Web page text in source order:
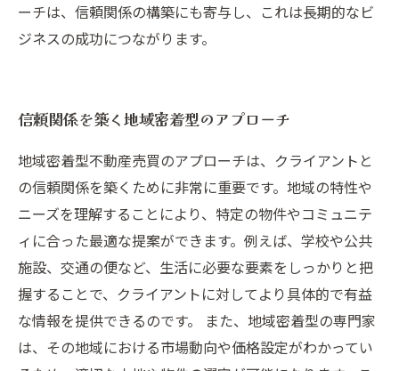
ーチは、信頼関係の構築にも寄与し、これは長期的なビ
ジネスの成功につながります。
信頼関係を築く地域密着型のアプローチ
地域密着型不動産売買のアプローチは、クライアントと
の信頼関係を築くために非常に重要です。地域の特性や
ニーズを理解することにより、特定の物件やコミュニテ
ィに合った最適な提案ができます。例えば、学校や公共
施設、交通の便など、生活に必要な要素をしっかりと把
握することで、クライアントに対してより具体的で有益
な情報を提供できるのです。 また、地域密着型の専門家
は、その地域における市場動向や価格設定がわかってい